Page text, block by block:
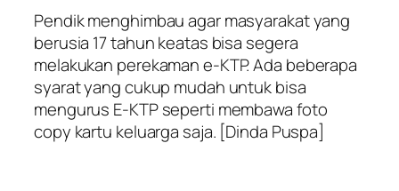
Pendik menghimbau agar masyarakat yang
berusia 17 tahun keatas bisa segera
melakukan perekaman e-KTP. Ada beberapa
syarat yang cukup mudah untuk bisa
mengurus E-KTP seperti membawa foto
copy kartu keluarga saja. [Dinda Puspa]